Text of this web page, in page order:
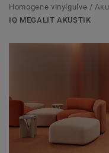
Homogene vinylgulve /
IQ MEGALIT AKUSTIK